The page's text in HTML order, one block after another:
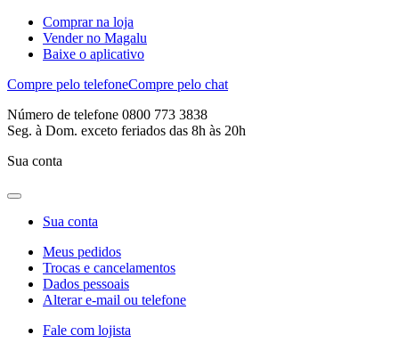
Comprar na loja
Vender no Magalu
Baixe o aplicativo
Compre pelo telefoneCompre pelo chat
Número de telefone 0800 773 3838
Seg. à Dom. exceto feriados das 8h às 20h
Sua conta
Sua conta
Meus pedidos
Trocas e cancelamentos
Dados pessoais
Alterar e-mail ou telefone
Fale com lojista